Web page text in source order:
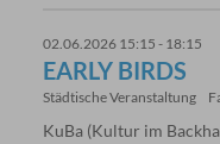
02.06.2026 15:15 - 18:15
EARLY BIRDS
Städtische Veranstaltung
KuBa (Kultur im